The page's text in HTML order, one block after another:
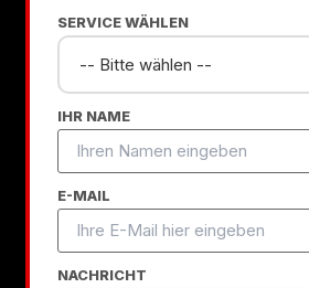
SERVICE WÄHLEN
IHR NAME
E-MAIL
NACHRICHT
Über 500+ zufriedene